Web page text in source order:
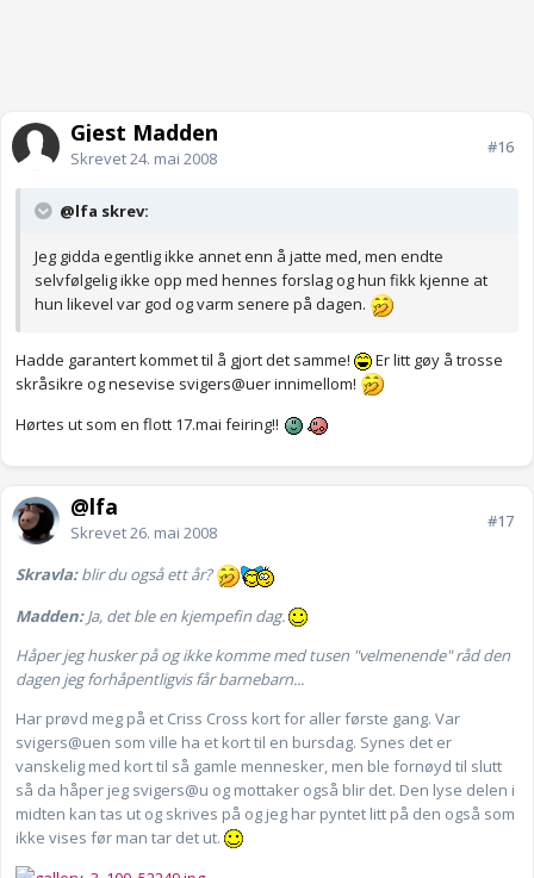
Gjest Madden
Skrevet24. mai 2008
#16
@lfa skrev:
Jeg gidda egentlig ikke annet enn å jatte med, men endte
selvfølgelig ikke opp med hennes forslag og hun fikk kjenne at
hun likevel var god og varm senere på dagen.
Hadde garantert kommet til å gjort det samme!
Er litt gøy å trosse
skråsikre og nesevise svigers@uer innimellom!
Hørtes ut som en flott 17.mai feiring!!
@lfa
Skrevet26. mai 2008
#17
Skravla:blir du også ett år?
Madden:Ja, det ble en kjempefin dag.
Håper jeg husker på og ikke komme med tusen "velmenende" råd den
dagen jeg forhåpentligvis får barnebarn...
Har prøvd meg på et Criss Cross kort for aller første gang. Var
svigers@uen som ville ha et kort til en bursdag. Synes det er
vanskelig med kort til så gamle mennesker, men ble fornøyd til slutt
så da håper jeg svigers@u og mottaker også blir det. Den lyse delen i
midten kan tas ut og skrives på og jeg har pyntet litt på den også som
ikke vises før man tar det ut.